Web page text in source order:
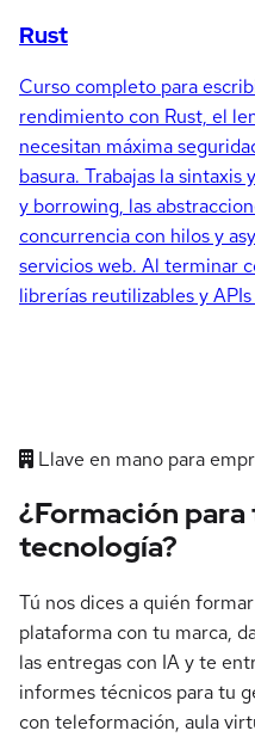
Rust
Curso completo para
rendimiento con Rust, el
necesitan máxima
basura. Trabajas la
y borrowing, las
concurrencia con hilos y
servicios web. Al terminar
librerías reutilizables y
Llave en mano para
¿Formación
tecnología?
Tú nos dices a quién
plataforma con tu marca,
las entregas con IA y te
informes técnicos para tu
con teleformación, aula